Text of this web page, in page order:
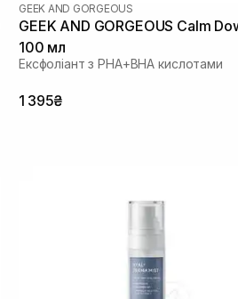
GEEK AND GORGEOUS
GEEK AND GORGEOUS Calm
100 мл
Ексфоліант з PHA+BHA кислотами
1 395₴